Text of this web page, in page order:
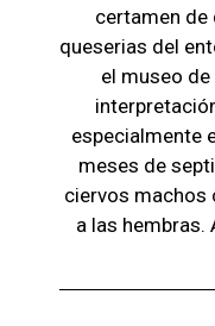
certamen de
queserias del
el museo
especialmente
meses de
ciervos machos
a las hembras.